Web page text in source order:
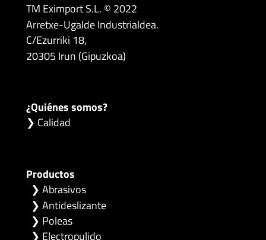
TM Eximport S.L. © 2022
Arretxe-Ugalde Industrialdea.
C/Ezurriki 18,
20305 Irun (Gipuzkoa)
¿Quiénes somos?
❯ Calidad
Productos
❯ Abrasivos
❯ Antideslizante
❯ Poleas
❯ Electropulido